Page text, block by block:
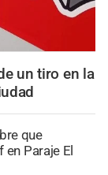
un tiro en la
que
Paraje El